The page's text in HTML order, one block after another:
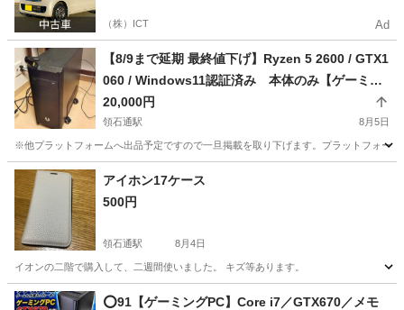
（株）ICT Ad
【8/9まで延期 最終値下げ】Ryzen 5 2600 / GTX1
060 / Windows11認証済み 本体のみ【ゲーミン
グPC】
20,000円
領石通駅 8月5日
※他プラットフォームへ出品予定ですので一旦掲載を取り下げます。プラットフォー
高知 高知市 領石通駅
アイホン17ケース
500円
領石通駅 8月4日
イオンの二階で購入して、二週間使いました。 キズ等あります。
高知 高知市 領石通駅 その他
⭕️91【ゲーミングPC】Core i7／GTX670／メモ